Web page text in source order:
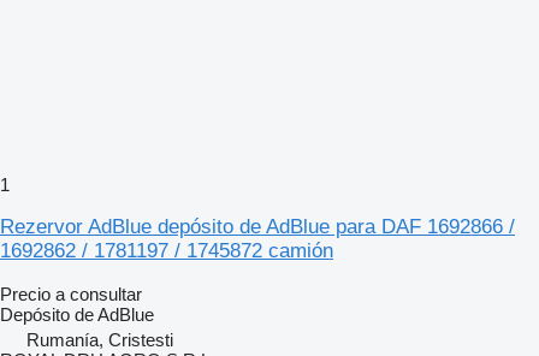
1
Rezervor AdBlue depósito de AdBlue para DAF 1692866 /
1692862 / 1781197 / 1745872 camión
Precio a consultar
Depósito de AdBlue
Rumanía, Cristesti